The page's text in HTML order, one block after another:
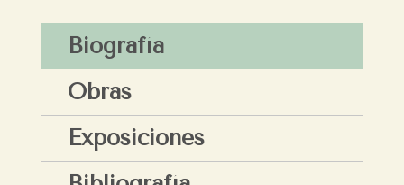
Biografía
Obras
Exposiciones